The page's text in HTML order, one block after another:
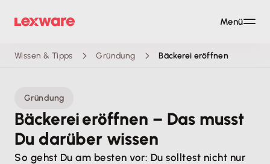
Wissen & Tipps Gründung Bäckerei eröffnen
Gründung
Bäckerei eröffnen – Das musst
Du darüber wissen
So gehst Du am besten vor: Du solltest nicht nur
Menü